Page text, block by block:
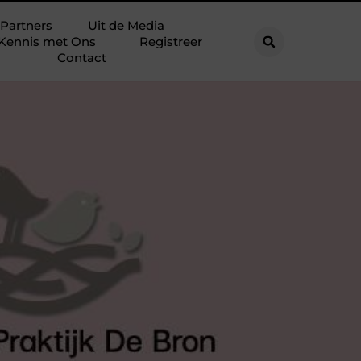
Partners
Uit de Media
met Ons
Registreer
Contact